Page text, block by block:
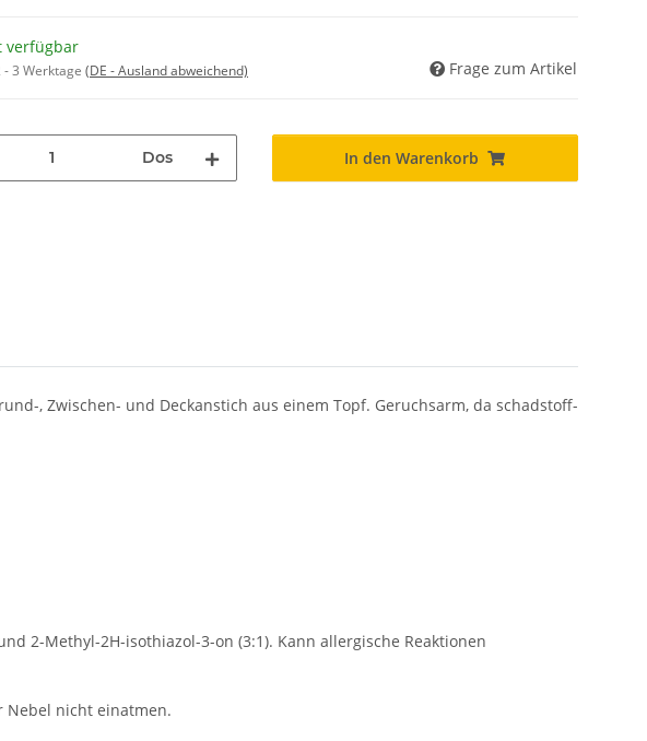
verfügbar
- 3 Werktage (DE - Ausland abweichend) Frage zum Artikel
Dos In den Warenkorb
, Zwischen- und Deckanstich aus einem Topf. Geruchsarm, da schadstoff-
2-Methyl-2H-isothiazol-3-on (3:1). Kann allergische Reaktionen
Nebel nicht einatmen.